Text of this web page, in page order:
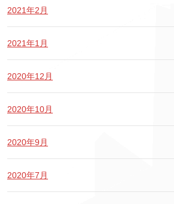
2021年2月
2021年1月
2020年12月
2020年10月
2020年9月
2020年7月